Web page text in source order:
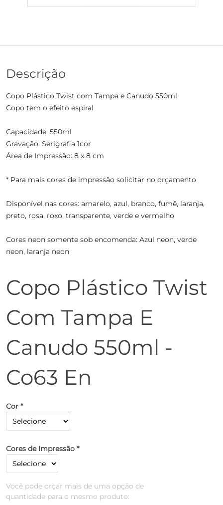
Descrição
Copo Plástico Twist com Tampa e Canudo 550ml
Copo tem o efeito espiral
Capacidade: 550ml
Gravação: Serigrafia 1cor
Área de Impressão: 8 x 8 cm
* Para mais cores de impressão solicitar no orçamento
Disponível nas cores: amarelo, azul, branco, fumê, laranja,
preto, rosa, roxo, transparente, verde e vermelho
Cores neon somente sob encomenda: Azul neon, verde
neon, laranja neon
Copo Plástico Twist
Com Tampa E
Canudo 550ml -
Co63 En
Cor *
Cores de Impressão *
Você pode orçar mais de uma opção de
quantidade para o mesmo produto: